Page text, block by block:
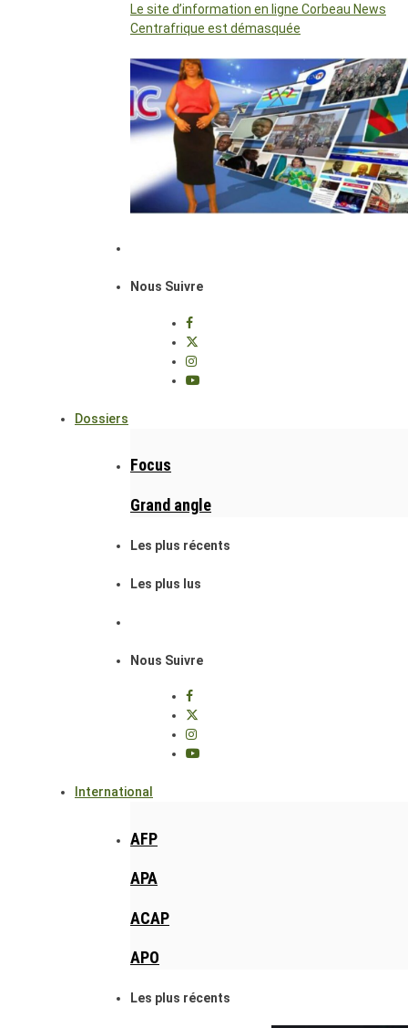
Le site d’information en ligne Corbeau News
Centrafrique est démasquée
Nous Suivre
Dossiers
Focus
Grand angle
Les plus récents
Les plus lus
Nous Suivre
International
AFP
APA
ACAP
APO
Les plus récents